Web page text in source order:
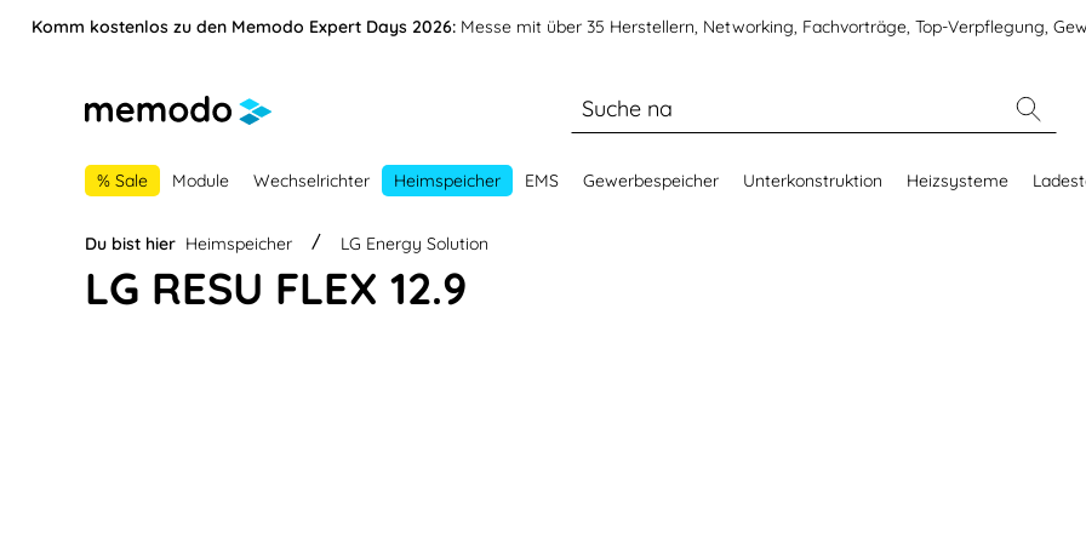
springen Zur Navigation der B2B-Plattform springen
Komm kostenlos zu den Memodo Expert Days 2026: Messe mit über 35 Herstellern, Networking, Fachvorträge, Top-Verpflegung,
% Sale Module Wechselrichter Heimspeicher EMS Gewerbespeicher Unterkonstruktion Heizsysteme
Du bist hier Heimspeicher LG Energy Solution
LG RESU FLEX 12.9